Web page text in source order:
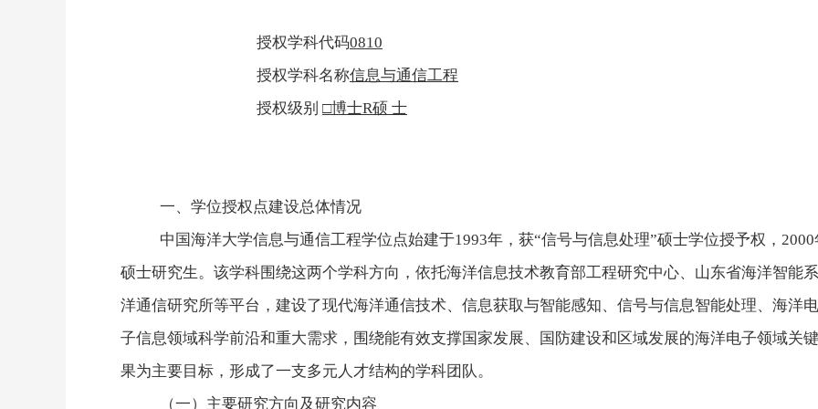
授权学科代码0810
授权学科名称信息与通信工程
授权级别 □博士R硕 士
一、学位授权点建设总体情况
中国海洋大学信息与通信工程学位点始建于1993年，获“信号与信息处理”硕士学位授予权， 2000
硕士研究生。该学科围绕这两个学科方向，依托海洋信息技术教育部工程研究中心、山东省海洋智能
洋通信研究所等平台，建设了现代海洋通信技术、信息获取与智能感知、信号与信息智能处理、海洋
子信息领域科学前沿和重大需求，围绕能有效支撑国家发展、国防建设和区域发展的海洋电子领域关
果为主要目标，形成了一支多元人才结构的学科团队。
（一）主要研究方向及研究内容